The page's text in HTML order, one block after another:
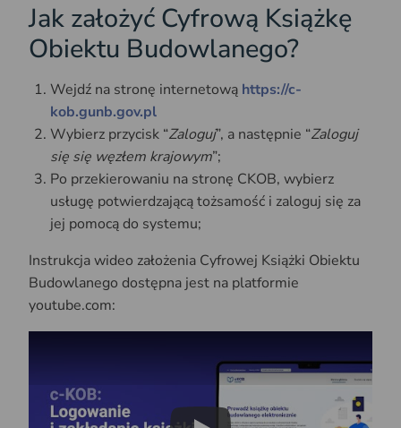
Jak założyć Cyfrową Książkę
Obiektu Budowlanego?
Wejdź na stronę internetową https://c-
kob.gunb.gov.pl
Wybierz przycisk “Zaloguj”, a następnie “Zaloguj
się się węzłem krajowym”;
Po przekierowaniu na stronę CKOB, wybierz
usługę potwierdzającą tożsamość i zaloguj się za
jej pomocą do systemu;
Instrukcja wideo założenia Cyfrowej Książki Obiektu
Budowlanego dostępna jest na platformie
youtube.com: